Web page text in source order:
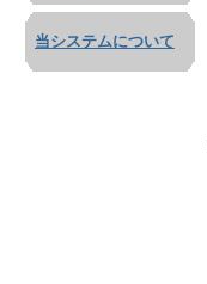
当システムについて